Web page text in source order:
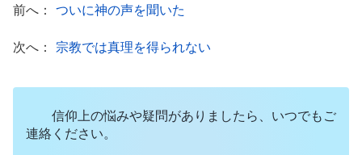
だ。嫌でも罪を犯してしまう。中には謙虚で優しく
見える人もいるけど、心は堕落で一杯だ。神の旨を
から神は働き続けて人類を
、罪の赦しを基に裁
きの働きを行ない、人を清めて救わなければならな
い。人が罪から脱して清くなり、神の国に入って永
前へ： ついに神の声を聞いた
次へ： 宗教では真理を得られない
信仰上の悩みや疑問がありましたら、いつでもご
連絡ください。